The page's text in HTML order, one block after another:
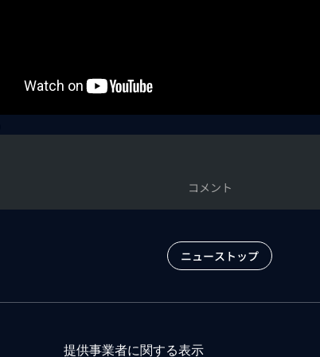
コメント
ニューストップ
提供事業者に関する表示